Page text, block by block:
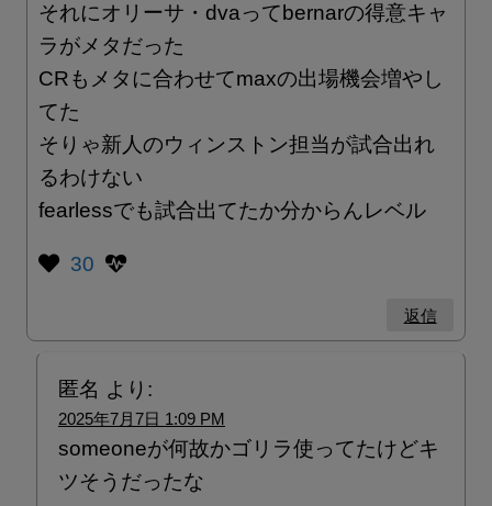
それにオリーサ・dvaってbernarの得意キャ
ラがメタだった
CRもメタに合わせてmaxの出場機会増やし
てた
そりゃ新人のウィンストン担当が試合出れ
るわけない
fearlessでも試合出てたか分からんレベル
30
返信
匿名 より:
2025年7月7日 1:09 PM
someoneが何故かゴリラ使ってたけどキ
ツそうだったな